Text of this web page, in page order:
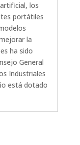
los
portátiles
la
ha sido
General
Industriales
está dotado